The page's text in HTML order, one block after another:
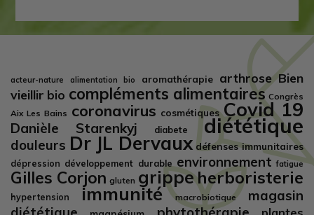
acteur-nature alimentation bio aromathérapie arthrose Bien
vieillir bio compléments alimentaires Congrès
Aix Les Bains coronavirus cosmétiques Covid 19
Danièle Starenkyj diabete diététique
douleurs Dr JL Dervaux défenses immunitaires
dépression développement durable environnement fatigue
Gilles Corjon gluten grippeherboristerie
hypertension immunité macrobiotique
magasin